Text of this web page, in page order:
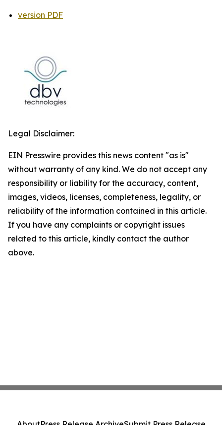
version PDF
Legal Disclaimer:
EIN Presswire provides this news content "as is"
without warranty of any kind. We do not accept any
responsibility or liability for the accuracy, content,
images, videos, licenses, completeness, legality, or
reliability of the information contained in this article.
If you have any complaints or copyright issues
related to this article, kindly contact the author
above.